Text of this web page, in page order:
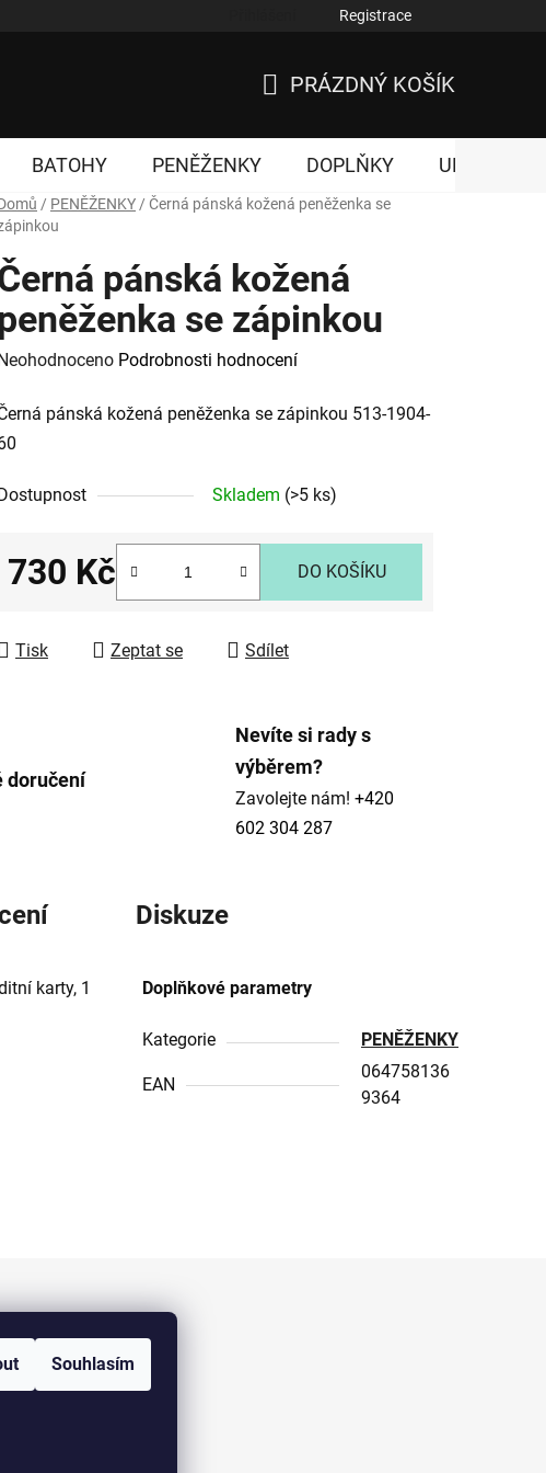
Souhlasím
Registrace
KOŠÍK
PRÁZDNÝ KOŠÍK
BATOHY PENĚŽENKY DOPLŇKY UNISEX
/ PENĚŽENKY / Černá pánská kožená peněženka se
pánská kožená
se zápinkou
hvězdiček.
Podrobnosti hodnocení
pánská kožená peněženka se zápinkou 513-1904-
Skladem (>5 ks)
730 Kč DO KOŠÍKU
Tisk Zeptat se Sdílet
doručení
Nevíte si rady s
výběrem?
Zavolejte nám! +420
602 304 287
Diskuze
karty, 1
Doplňkové parametry
Kategorie PENĚŽENKY
EAN
064758136
9364
Facebook
ELOAS.cz